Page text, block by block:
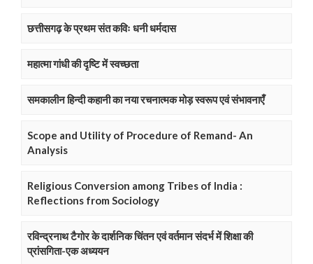
छत्तीसगढ़ के प्रथम संत कविः धनी धर्मदास
महात्मा गांधी की दृष्टि में स्वच्छता
समकालीन हिन्दी कहानी का नया रचनात्मक मोड़ स्वरूप एवं संभावनाएँ
Scope and Utility of Procedure of Remand- An
Analysis
Religious Conversion among Tribes of India :
Reflections from Sociology
रविन्द्रनाथ टैगोर के दार्शनिक चिंतन एवं वर्तमान संदर्भ में शिक्षा की
प्रांसगिता-एक अध्ययन